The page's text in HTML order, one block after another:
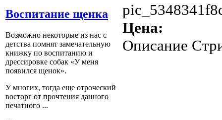
Воспитание щенка
Возможно некоторые из нас с
детства помнят замечательную
книжку по воспитанию и
дрессировке собак «У меня
появился щенок».
У многих, тогда еще отроческий
восторг от прочтения данного
печатного ...
Цена:
Описание